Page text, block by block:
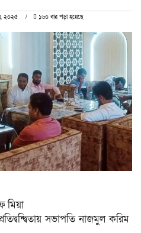
২০২৫ ১৬০ বার পড়া হয়েছে
মিয়া
সভাপতি নাজমুল করিম